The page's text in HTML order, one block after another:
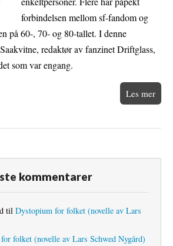
forbindelsen mellom sf-fandom og
på 60-, 70- og 80-tallet. I denne
redaktør av fanzinet Driftglass,
som var engang.
Les mer
kommentarer
til Dystopium for folket (novelle av Lars
folket (novelle av Lars Schwed Nygård)